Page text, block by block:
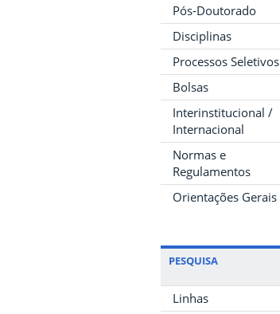
Pós-Doutorado
Disciplinas
Processos Seletivos
Bolsas
Interinstitucional /
Internacional
Normas e
Regulamentos
Orientações Gerais
PESQUISA
Linhas